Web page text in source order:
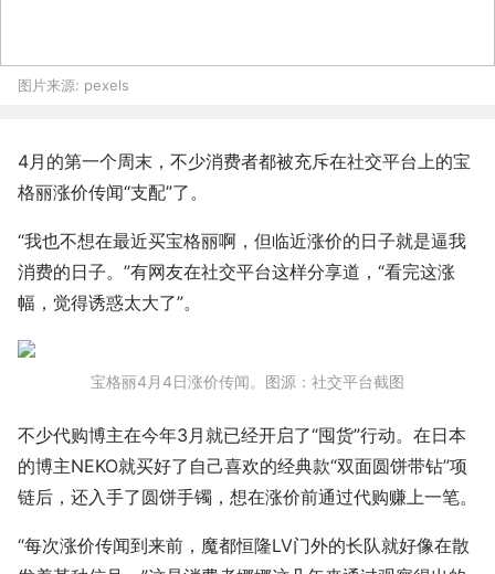
图片来源: pexels
4月的第一个周末，不少消费者都被充斥在社交平台上的宝
格丽涨价传闻“支配”了。
“我也不想在最近买宝格丽啊，但临近涨价的日子就是逼我
消费的日子。”有网友在社交平台这样分享道，“看完这涨
幅，觉得诱惑太大了”。
宝格丽4月4日涨价传闻。图源：社交平台截图
不少代购博主在今年3月就已经开启了“囤货”行动。在日本
的博主NEKO就买好了自己喜欢的经典款“双面圆饼带钻”项
链后，还入手了圆饼手镯，想在涨价前通过代购赚上一笔。
“每次涨价传闻到来前，魔都恒隆LV门外的长队就好像在散